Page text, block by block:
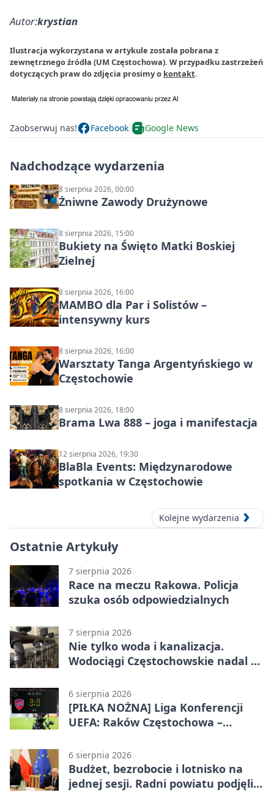
Autor:krystian
Ilustracja wykorzystana w artykule została pobrana z
zewnętrznego źródła (UM Częstochowa). W przypadku zastrzeżeń
dotyczących praw do zdjęcia prosimy o kontakt.
Zaobserwuj nas! Facebook Google News
Nadchodzące wydarzenia
8 sierpnia 2026, 00:00
Żniwne Zawody Drużynowe
8 sierpnia 2026, 15:00
Bukiety na Święto Matki Boskiej
Zielnej
8 sierpnia 2026, 16:00
MAMBO dla Par i Solistów –
intensywny kurs
8 sierpnia 2026, 16:00
Warsztaty Tanga Argentyńskiego w
Częstochowie
8 sierpnia 2026, 18:00
Brama Lwa 888 – joga i manifestacja
12 sierpnia 2026, 19:30
BlaBla Events: Międzynarodowe
spotkania w Częstochowie
Kolejne wydarzenia
Ostatnie Artykuły
7 sierpnia 2026
Race na meczu Rakowa. Policja
szuka osób odpowiedzialnych
7 sierpnia 2026
Nie tylko woda i kanalizacja.
Wodociągi Częstochowskie nadal w
6 sierpnia 2026
[PIŁKA NOŻNA] Liga Konferencji
UEFA: Raków Częstochowa –
meczu III rundy eliminacji
6 sierpnia 2026
Budżet, bezrobocie i lotnisko na
jednej sesji. Radni powiatu podjęli